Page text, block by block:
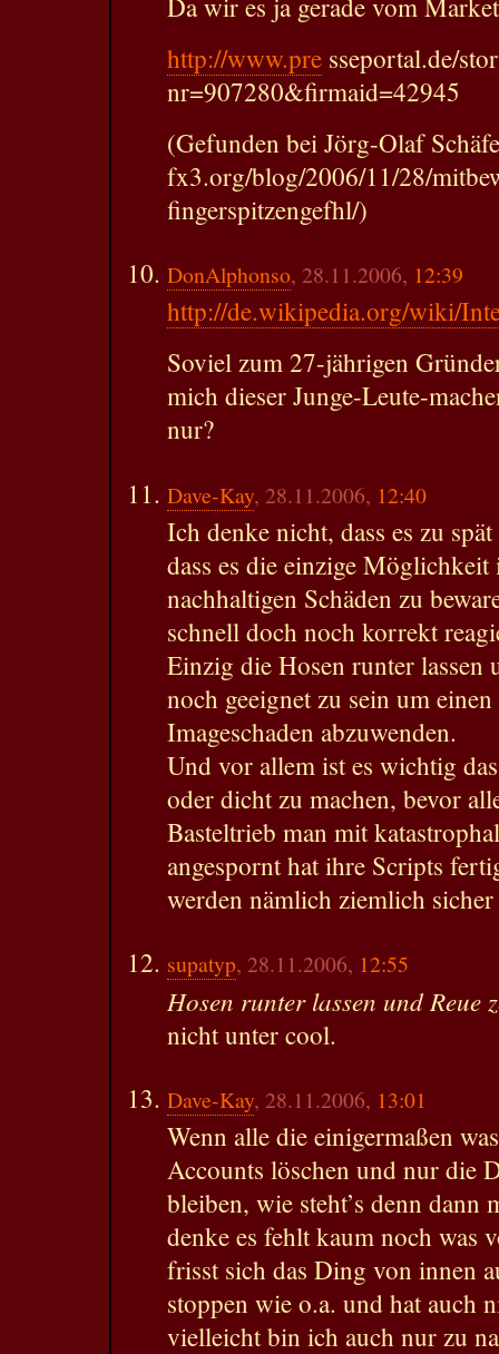
Da wir es ja gerade vom
http://www.pre sseportal.de/
nr=907280&firmaid=42945
(Gefunden bei Jörg-Olaf
fx3.org/blog/2006/11/28/
fingerspitzengefhl/)
DonAlphonso, 28.11.2006, 12:39
http://de.wikipedia.org/wiki/
Soviel zum 27-jährigen
mich dieser Junge-Leute-
nur?
Dave-Kay, 28.11.2006, 12:40
Ich denke nicht, dass es zu
dass es die einzige
nachhaltigen Schäden zu
schnell doch noch korrekt
Einzig die Hosen runter lassen
noch geeignet zu sein um
Imageschaden abzuwenden.
Und vor allem ist es wichtig
oder dicht zu machen, bevor
Basteltrieb man mit
angespornt hat ihre Scripts
werden nämlich ziemlich
supatyp, 28.11.2006, 12:55
Hosen runter lassen und Reue
nicht unter cool.
Dave-Kay, 28.11.2006, 13:01
Wenn alle die einigermaßen
Accounts löschen und nur die
bleiben, wie steht’s denn dann
denke es fehlt kaum noch was
frisst sich das Ding von innen
stoppen wie o.a. und hat auch
vielleicht bin ich auch nur zu